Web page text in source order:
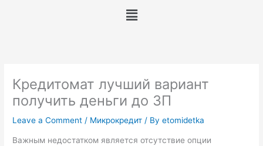
Menu
Кредитомат лучший вариант
получить деньги до ЗП
Leave a Comment / Микрокредит / Byetomidetka
Важным недостатком является отсутствие опции